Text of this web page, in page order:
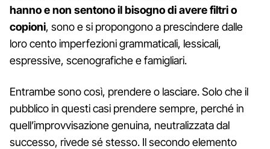
hanno e non sentono il bisogno di avere filtri o
copioni, sono e si propongono a prescindere dalle
loro cento imperfezioni grammaticali, lessicali,
espressive, scenografiche e famigliari.
Entrambe sono così, prendere o lasciare. Solo che il
pubblico in questi casi prendere sempre, perché in
quell’improvvisazione genuina, neutralizzata dal
successo, rivede sé stesso. Il secondo elemento